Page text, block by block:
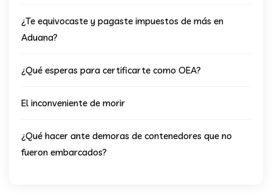
¿Te equivocaste y pagaste impuestos de más en
Aduana?
¿Qué esperas para certificarte como OEA?
El inconveniente de morir
¿Qué hacer ante demoras de contenedores que no
fueron embarcados?